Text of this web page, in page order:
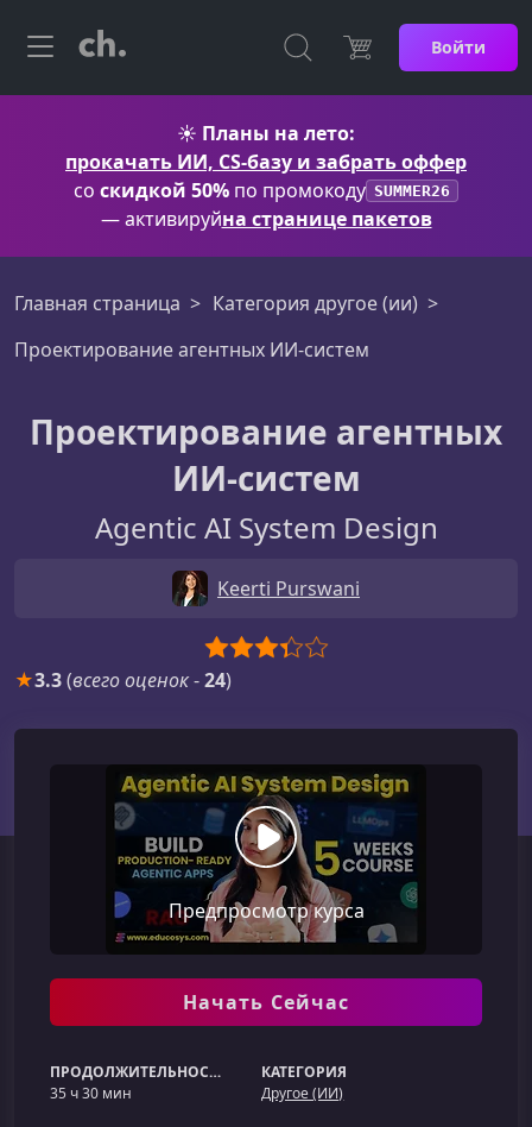
Войти
☀️ Планы на лето:
прокачать ИИ, CS-базу и забрать оффер
со скидкой 50% по промокоду SUMMER26
— активируйна странице пакетов
Главная страница
Категория другое (ии)
Проектирование агентных ИИ-систем
Проектирование агентных
ИИ-систем
Agentic AI System Design
Keerti Purswani
★3.3(всего оценок-24)
Предпросмотр курса
Начать Сейчас
ПРОДОЛЖИТЕЛЬНОСТЬ
35 ч 30 мин
КАТЕГОРИЯ
Другое (ИИ)